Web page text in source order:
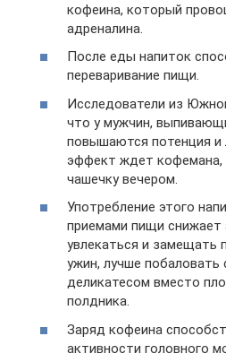
кофеина, который
адреналина.
После еды напиток
переваривание пищи.
Исследователи из
что у мужчин,
повышаются потенция
эффект ждет кофемана,
чашечку вечером.
Употребление этого
приемами пищи снижает
увлекаться и замещать
ужин, лучше
деликатесом вместо
полдника.
Заряд кофеина
активности головного